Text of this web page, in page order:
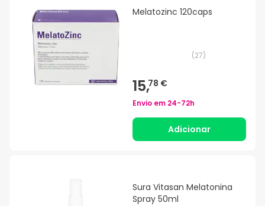
Melatozinc 120caps
(27)
15,78 €
Envio em 24-72h
Adicionar
Sura Vitasan Melatonina
Spray 50ml